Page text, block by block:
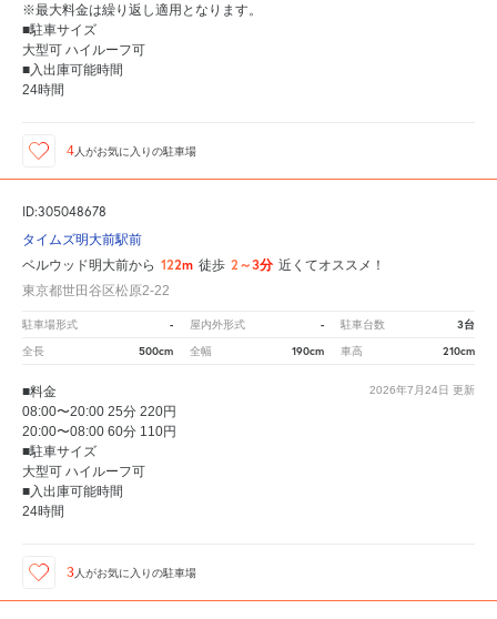
※最大料金は繰り返し適用となります。
■駐車サイズ
大型可 ハイルーフ可
■入出庫可能時間
24時間
4人がお気に入りの駐車場
ID:305048678
タイムズ明大前駅前
ベルウッド明大前から 122m 徒歩 2～3分 近くてオススメ！
東京都世田谷区松原2-22
駐車場形式 - 屋内外形式 - 駐車台数 3台
全長 500cm 全幅 190cm 車高 210cm
2026年7月24日 更新
■料金
08:00〜20:00 25分 220円
20:00〜08:00 60分 110円
■駐車サイズ
大型可 ハイルーフ可
■入出庫可能時間
24時間
3人がお気に入りの駐車場